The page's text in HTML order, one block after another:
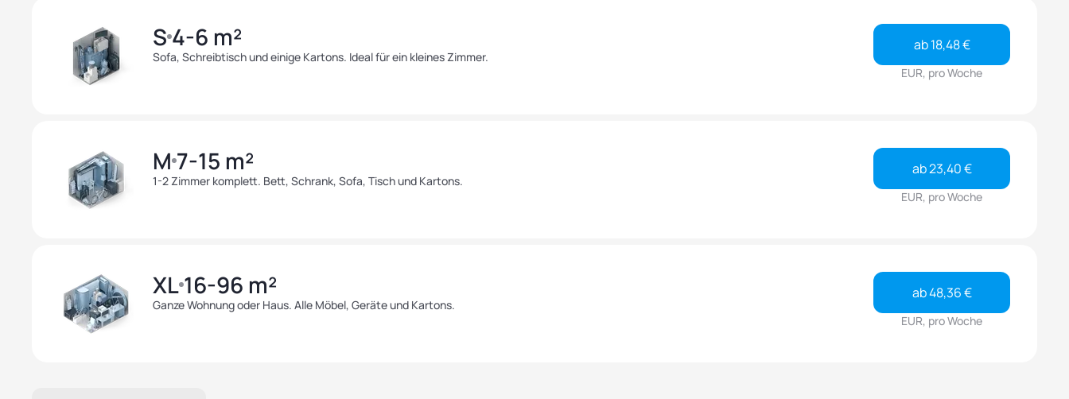
S 4-6 m²
Sofa, Schreibtisch und einige Kartons. Ideal für ein kleines Zimmer.
ab 18,48 €
EUR, pro Woche
M 7-15 m²
1-2 Zimmer komplett. Bett, Schrank, Sofa, Tisch und Kartons.
ab 23,40 €
EUR, pro Woche
XL16-96 m²
Ganze Wohnung oder Haus. Alle Möbel, Geräte und Kartons.
ab 48,36 €
EUR, pro Woche